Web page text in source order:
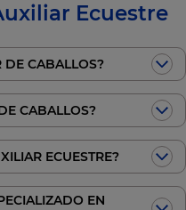
Ecuestre
DE CABALLOS?
CABALLOS?
ECUESTRE?
EN